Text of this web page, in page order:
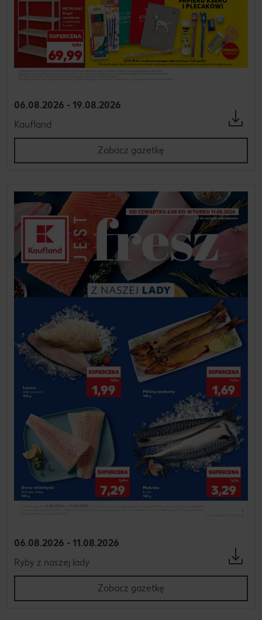
06.08.2026 - 19.08.2026
Kaufland
Zobacz gazetkę
06.08.2026 - 11.08.2026
Ryby z naszej lady
Zobacz gazetkę